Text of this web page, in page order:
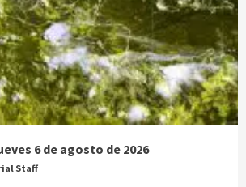
6 de agosto de 2026
Staff